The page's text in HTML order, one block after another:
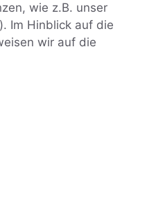
wie z.B. unser
Im Hinblick auf die
wir auf die